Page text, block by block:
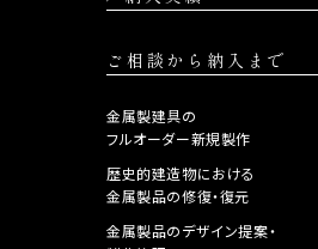
ご相談から納入まで
金属製建具の
フルオーダー新規製作
歴史的建造物における
金属製品の修復・復元
金属製品のデザイン提案・